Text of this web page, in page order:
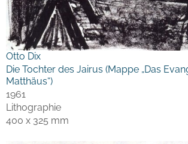
Otto Dix
Die Tochter des Jairus (Mappe „Das
Matthäus“)
1961
Lithographie
400 x 325 mm